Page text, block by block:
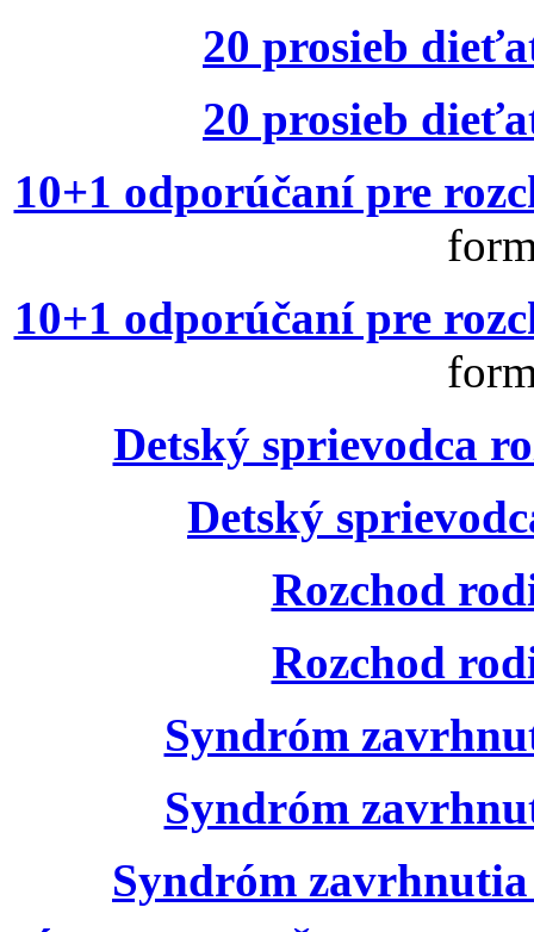
20 prosieb
20 prosieb
10+1 odporúčaní pre
10+1 odporúčaní pre
Detský sprievodca
Detský
Rozchod
Rozchod
Syndróm
Syndróm
Syndróm